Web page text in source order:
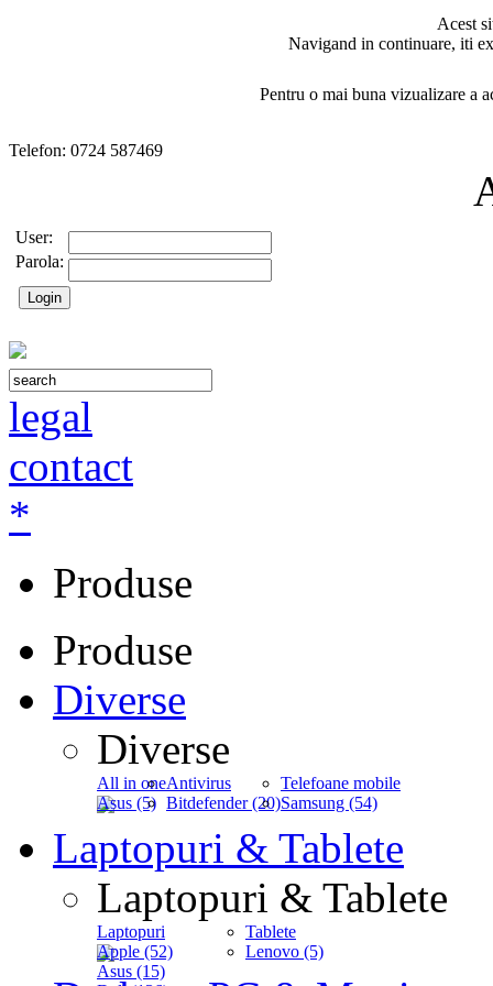
Acest
Navigand in continuare, iti
Pentru o mai buna vizualizare a
Telefon: 0724 587469
User:
Parola:
legal
contact
*
Produse
Produse
Diverse
Diverse
All in one
Asus (5)
Antivirus
Bitdefender (20)
Telefoane mobile
Samsung (54)
Laptopuri & Tablete
Laptopuri & Tablete
Laptopuri
Apple (52)
Asus (15)
Tablete
Lenovo (5)